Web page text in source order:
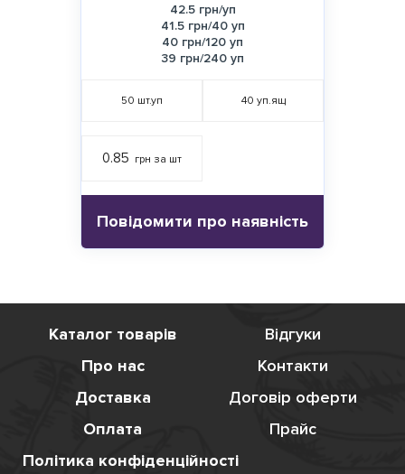
42.5 грн/уп
41.5 грн/40 уп
40 грн/120 уп
39 грн/240 уп
50 шт.уп 40 уп.ящ
0.85 грн за шт
Повідомити про наявність
Каталог товарів
Відгуки
Про нас
Контакти
Доставка
Договір оферти
Оплата
Прайс
Політика конфіденційності